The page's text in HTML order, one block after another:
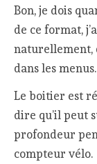
Bon, je dois
de ce format,
naturellement,
dans les
Le boitier est
dire qu’il peut
profondeur
compteur vélo.